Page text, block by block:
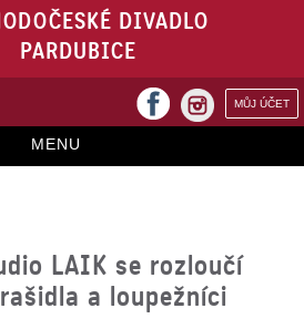
DIVADLO
PARDUBICE
MŮJ ÚČET
facebook
MENU
REPERTOÁRLAIK se rozloučí
a loupežníci